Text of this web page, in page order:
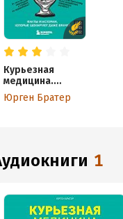
Курьезная
медицина.
Факты и
истории,
Юрген Братер
аудиокниги 1